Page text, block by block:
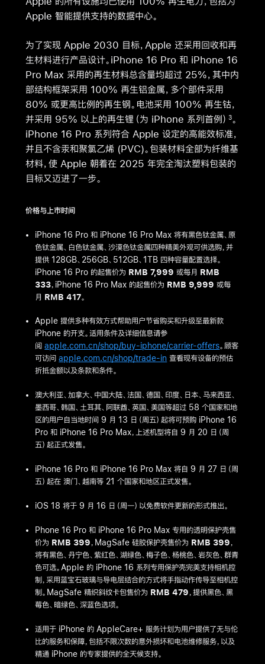
Apple 智能提供支持的数据中心。
为了实现 Apple 2030 目标，Apple 还采用回收和再
生材料进行产品设计。iPhone 16 Pro 和 iPhone 16
Pro Max 采用的再生材料总含量均超过 25%，其中内
部结构框架采用 100% 再生铝金属，多个部件采用
80% 或更高比例的再生钢。电池采用 100% 再生钴，
并采用 95% 以上的再生锂（为 iPhone 系列首例） 3。
iPhone 16 Pro 系列符合 Apple 设定的高能效标准，
并且不含汞和聚氯乙烯 (PVC)。包装材料全部为纤维基
材料，使 Apple 朝着在 2025 年完全淘汰塑料包装的
目标又迈进了一步。
价格与上市时间
iPhone 16 Pro 和 iPhone 16 Pro Max 将有黑色钛金属、原
色钛金属、白色钛金属、沙漠色钛金属四种精美外观可供选购，并
提供 128GB、256GB、512GB、1TB 四种容量配置选择。
iPhone 16 Pro 的起售价为 RMB 7,999或每月 RMB
333 ，iPhone 16 Pro Max 的起售价为 RMB 9,999或每
月 RMB 417。
Apple 提供多种有效方式帮助用户节省购买和升级至最新款
iPhone 的开支。适用条件及详细信息请参
阅apple.com.cn/shop/buy-iphone/carrier-offers。顾客
可访问apple.com.cn/shop/trade-in 查看现有设备的预估
折抵金额以及条款和条件。
澳大利亚、加拿大、 中国大陆、 法国、德国、 印度、 日本、 马来西亚、
墨西哥、韩国、 土耳其、 阿联酋、英国、美国等超过 58 个国家和地
区的用户自当地时间 9 月 13 日（周五）起将可预购 iPhone 16
Pro 和 iPhone 16 Pro Max，上述机型将自 9 月 20 日（周
五）起正式发售。
iPhone 16 Pro 和 iPhone 16 Pro Max 将自 9 月 27 日（周
五）起在 澳门、越南等 21 个国家和地区正式发售。
iOS 18 将于 9 月 16 日（周一）以免费软件更新的形式推出。
Phone 16 Pro 和 iPhone 16 Pro Max 专用的透明保护壳售
价为 RMB 399，MagSafe 硅胶保护壳售价为 RMB 399，
将有黑色、丹宁色、紫红色、湖绿色、梅子色、杨桃色、岩灰色、群青
色可选。Apple 的 iPhone 16 系列专用保护壳完美支持相机控
制，采用蓝宝石玻璃与导电层结合的方式将手指动作传导至相机控
制。MagSafe 精织斜纹卡包售价为 RMB 479，提供黑色、黑
莓色、暗绿色、深蓝色选项。
适用于 iPhone 的 AppleCare+ 服务计划为用户提供了无与伦
比的服务和保障，包括不限次数的意外损坏和电池维修服务，以及
精通 iPhone 的专家提供的全天候支持。